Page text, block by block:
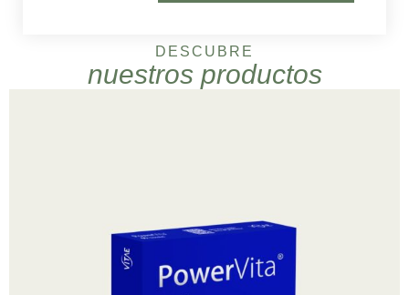
DESCUBRE
nuestros productos